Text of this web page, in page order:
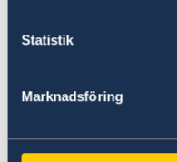
Statistik
Marknadsföring
bland vuxna (15 år
Medellivslängd:
(0-1 år):